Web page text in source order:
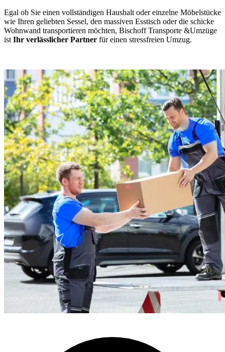
Egal ob Sie einen vollständigen Haushalt oder einzelne Möbelstücke
wie Ihren geliebten Sessel, den massiven Esstisch oder die schicke
Wohnwand transportieren möchten, Bischoff Transporte &Umzüge
ist Ihr verlässlicher Partner für einen stressfreien Umzug.